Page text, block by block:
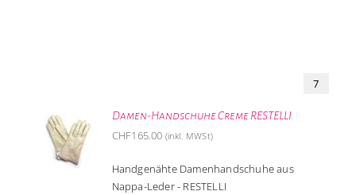
Damen-Handschuhe Creme RESTELLI
7
CHF165.00 (inkl. MWSt)
Handgenähte Damenhandschuhe aus
Nappa-Leder - RESTELLI